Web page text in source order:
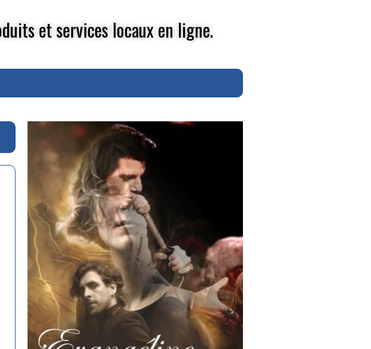
et services locaux en ligne.